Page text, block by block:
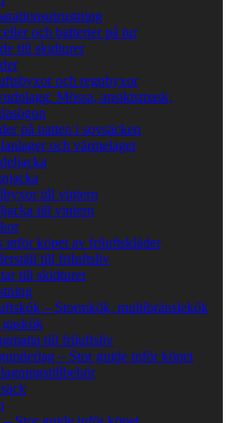
och batterier på tur
till skidturer
och regnbyxor
Mössa, ansiktsmask,
på natten i sovsäcken
och värmelager
till vintern
till vintern
inför köpet av friluftskläder
till friluftsliv
till skidturer
– Stormkök, multibränslekök
till friluftsliv
– Stor guide inför köpet